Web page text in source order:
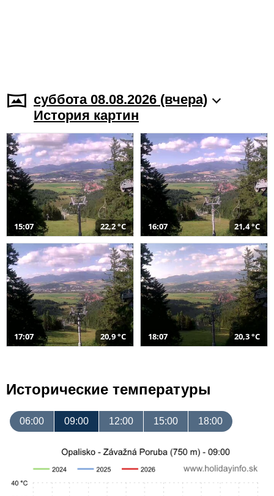
суббота 08.08.2026 (вчера)
История картин
15:07 22,2 °C 16:07 21,4 °C
17:07 20,9 °C 18:07 20,3 °C
Исторические температуры
06:00 09:00 12:00 15:00 18:00